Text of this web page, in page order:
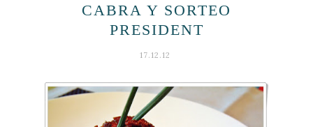
CABRA Y SORTEO
PRESIDENT
17.12.12